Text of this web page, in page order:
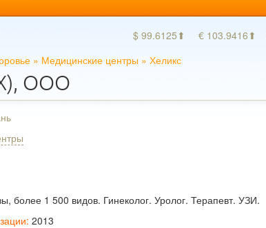
$ 99.6125⬆ € 103.9416⬆
» Медицинские центры » Хеликс
ООО
более 1 500 видов. Гинеколог. Уролог. Терапевт. УЗИ.
2013